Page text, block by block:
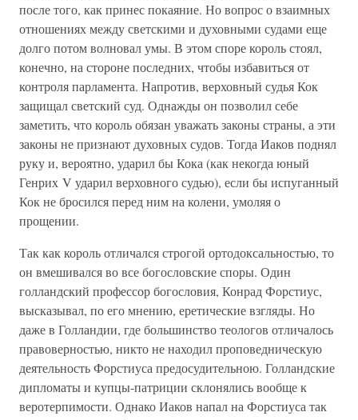
после того, как принес покаяние. Но вопрос о взаимных
отношениях между светскими и духовными судами еще
долго потом волновал умы. В этом споре король стоял,
конечно, на стороне последних, чтобы избавиться от
контроля парламента. Напротив, верховный судья Кок
защищал светский суд. Однажды он позволил себе
заметить, что король обязан уважать законы страны, а эти
законы не признают духовных судов. Тогда Иаков поднял
руку и, вероятно, ударил бы Кока (как некогда юный
Генрих V ударил верховного судью), если бы испуганный
Кок не бросился перед ним на колени, умоляя о
прощении.
Так как король отличался строгой ортодоксальностью, то
он вмешивался во все богословские споры. Один
голландский профессор богословия, Конрад Форстиус,
высказывал, по его мнению, еретические взгляды. Но
даже в Голландии, где большинство теологов отличалось
правоверностью, никто не находил проповедническую
деятельность Форстиуса предосудительною. Голландские
дипломаты и купцы-патриции склонялись вообще к
веротерпимости. Однако Иаков напал на Форстиуса так